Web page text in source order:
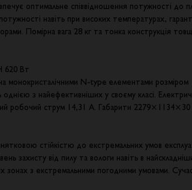
оптимальне співвідношення потужності
навіть при високих температурах,
Помірна вага 28 кг та тонка
620 Вт
N-type елементами
з найефективніших у своєму класі.
робочий струм 14,31 А. Габарити
стійкістю до екстремальних умов
захисту від пилу та вологи навіть в
зонах з екстремальними погодними умовами.